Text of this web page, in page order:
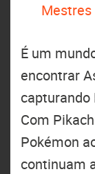
Mestres
É um
encontrar
capturando
Com
Pokémon
continuam